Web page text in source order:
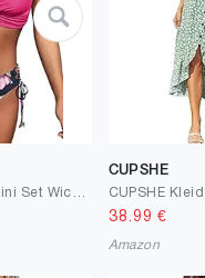
CUPSHE
38.99 €
Amazon